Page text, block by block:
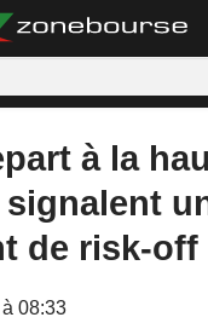
à la
de risk-off
08:33